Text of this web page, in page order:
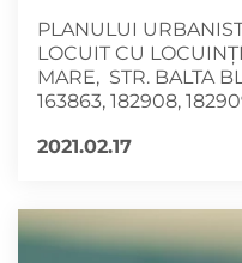
PLANULUI
LOCUIT CU
MARE, STR. BALTA
163863, 182908,
2021.02.17